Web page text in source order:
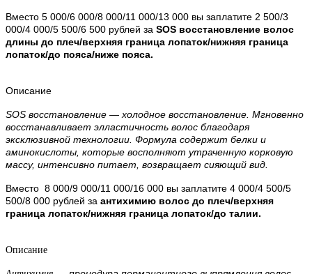
Вместо 5 000/6 000/8 000/11 000/13 000 вы заплатите 2 500/3
000/4 000/5 500/6 500 рублей за SOS восстановление волос
длины до плеч/верхняя граница лопаток/нижняя граница
лопаток/до пояса/ниже пояса.
Описание
SOS восстановление — холодное восстановление. Мгновенно
восстанавливает элластичность волос благодаря
эксклюзивной технологии. Формула содержит белки и
аминокислоты, которые восполняют утраченную корковую
массу, интенсивно питает, возвращает сияющий вид.
Вместо 8 000/9 000/11 000/16 000 вы заплатите 4 000/4 500/5
500/8 000 рублей за антихимию волос до плеч/верхняя
граница лопаток/нижняя граница лопаток/до талии.
Описание